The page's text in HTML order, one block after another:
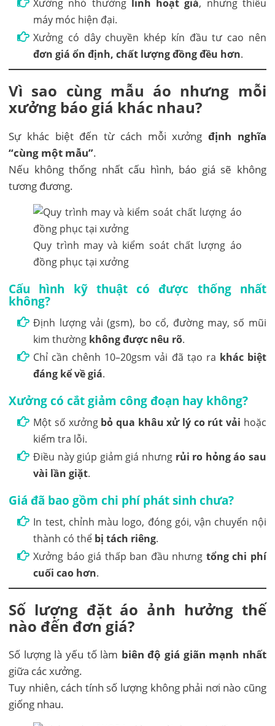
Xưởng nhỏ thường linh hoạt giá, nhưng thiếu
máy móc hiện đại.
Xưởng có dây chuyền khép kín đầu tư cao nên
đơn giá ổn định, chất lượng đồng đều hơn.
Vì sao cùng mẫu áo nhưng mỗi
xưởng báo giá khác nhau?
Sự khác biệt đến từ cách mỗi xưởngđịnh nghĩa
“cùng một mẫu”.
Nếu không thống nhất cấu hình, báo giá sẽ không
tương đương.
Quy trình may và kiểm soát chất lượng áo
đồng phục tại xưởng
Cấu hình kỹ thuật có được thống nhất
không?
Định lượng vải (gsm), bo cổ, đường may, số mũi
kim thường không được nêu rõ.
Chỉ cần chênh 10–20gsm vải đã tạo ra khác biệt
đáng kể về giá.
Xưởng có cắt giảm công đoạn hay không?
Một số xưởng bỏ qua khâu xử lý co rút vải hoặc
kiểm tra lỗi.
Điều này giúp giảm giá nhưng rủi ro hỏng áo sau
vài lần giặt.
Giá đã bao gồm chi phí phát sinh chưa?
In test, chỉnh màu logo, đóng gói, vận chuyển nội
thành có thể bị tách riêng.
Xưởng báo giá thấp ban đầu nhưng tổng chi phí
cuối cao hơn.
Số lượng đặt áo ảnh hưởng thế
nào đến đơn giá?
Số lượng là yếu tố làm biên độ giá giãn mạnh nhất
giữa các xưởng.
Tuy nhiên, cách tính số lượng không phải nơi nào cũng
giống nhau.